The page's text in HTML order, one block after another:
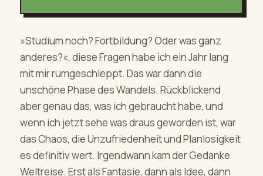
»Studium noch? Fortbildung? Oder was ganz
anderes?«, diese Fragen habe ich ein Jahr lang
mit mir rumgeschleppt. Das war dann die
unschöne Phase des Wandels. Rückblickend
aber genau das, was ich gebraucht habe, und
wenn ich jetzt sehe was draus geworden ist, war
das Chaos, die Unzufriedenheit und Planlosigkeit
es definitiv wert. Irgendwann kam der Gedanke
Weltreise. Erst als Fantasie, dann als Idee, dann